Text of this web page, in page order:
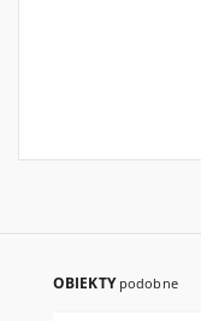
OBIEKTY podobne